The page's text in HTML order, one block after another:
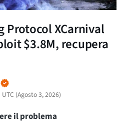
Protocol XCarnival
$3.8M, recupera
(Agosto 3, 2026)
il problema